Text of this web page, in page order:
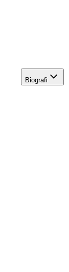
Biografi